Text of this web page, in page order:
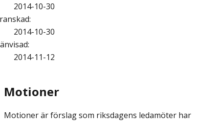
2014-10-30
:
2014-10-30
:
2014-11-12
Motioner
Motioner är förslag som riksdagens ledamöter har